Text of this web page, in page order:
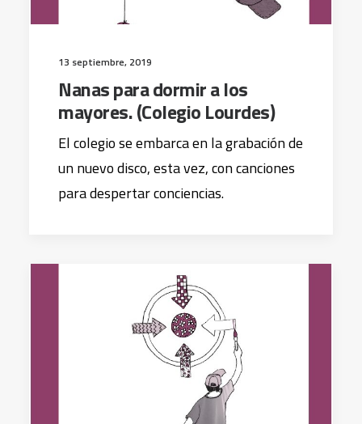
13 septiembre, 2019
Nanas para dormir a los
mayores. (Colegio Lourdes)
El colegio se embarca en la grabación de
un nuevo disco, esta vez, con canciones
para despertar conciencias.